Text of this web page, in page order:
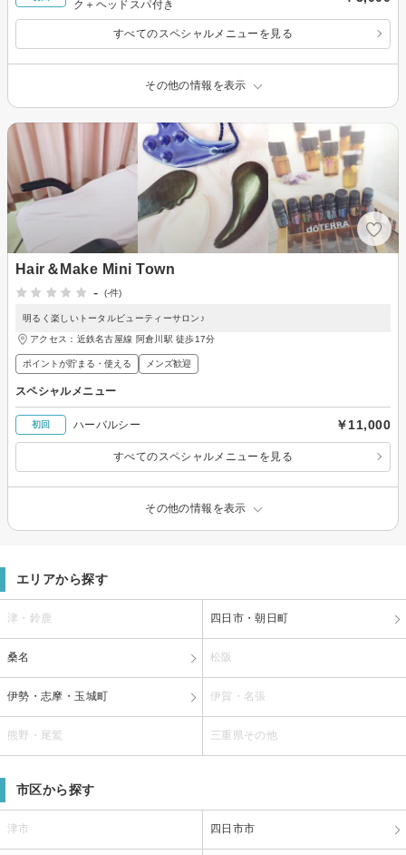
ク＋ヘッドスパ付き
すべてのスペシャルメニューを見る
その他の情報を表示
Hair＆Make Mini Town
-
(-件)
明るく楽しいトータルビューティーサロン♪
アクセス：近鉄名古屋線 阿倉川駅 徒歩17分
ポイントが貯まる・使える メンズ歓迎
スペシャルメニュー
初回 ハーバルシー ￥11,000
すべてのスペシャルメニューを見る
その他の情報を表示
エリアから探す
津・鈴鹿 四日市・朝日町
桑名 松阪
伊勢・志摩・玉城町 伊賀・名張
熊野・尾鷲 三重県その他
市区から探す
津市 四日市市